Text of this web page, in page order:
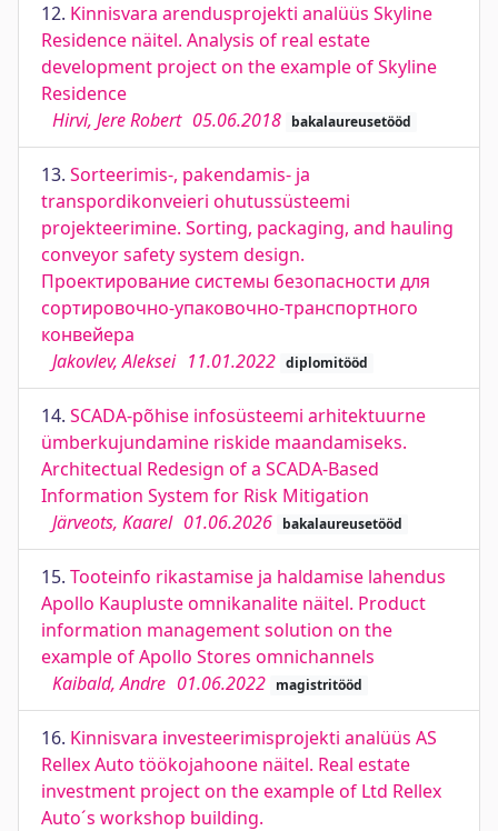
12. Kinnisvara arendusprojekti analüüs Skyline
Residence näitel. Analysis of real estate
development project on the example of Skyline
Residence
Hirvi, Jere Robert 05.06.2018 bakalaureusetööd
13. Sorteerimis-, pakendamis- ja
transpordikonveieri ohutussüsteemi
projekteerimine. Sorting, packaging, and hauling
conveyor safety system design.
Проектирование системы безопасности для
сортировочно-упаковочно-транспортного
конвейера
Jakovlev, Aleksei 11.01.2022 diplomitööd
14. SCADA-põhise infosüsteemi arhitektuurne
ümberkujundamine riskide maandamiseks.
Architectual Redesign of a SCADA-Based
Information System for Risk Mitigation
Järveots, Kaarel 01.06.2026 bakalaureusetööd
15. Tooteinfo rikastamise ja haldamise lahendus
Apollo Kaupluste omnikanalite näitel. Product
information management solution on the
example of Apollo Stores omnichannels
Kaibald, Andre 01.06.2022 magistritööd
16. Kinnisvara investeerimisprojekti analüüs AS
Rellex Auto töökojahoone näitel. Real estate
investment project on the example of Ltd Rellex
Auto´s workshop building.